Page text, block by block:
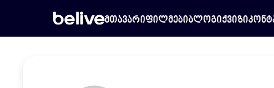
მთავარიფილმებიბლოგიქვიზი